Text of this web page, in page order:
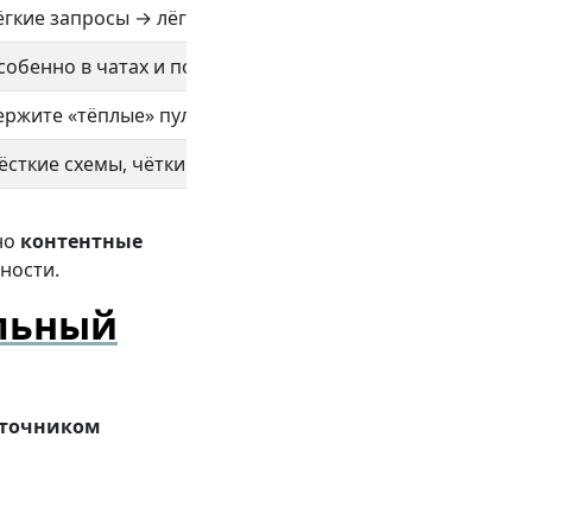
запросы → лёгким профилям/моделям
в чатах и повторяемых шаблонах
«тёплые» пулы, избегайте миграций сеансов
схемы, чёткие типы/длины
контентные